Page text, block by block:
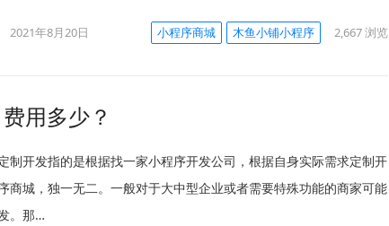
2021年8月20日 小程序商城 木鱼小铺小程序 2,667浏览
用多少？
制开发指的是根据找一家小程序开发公司，根据自身实际需求定制开
商城，独一无二。一般对于大中型企业或者需要特殊功能的商家可能
。那…